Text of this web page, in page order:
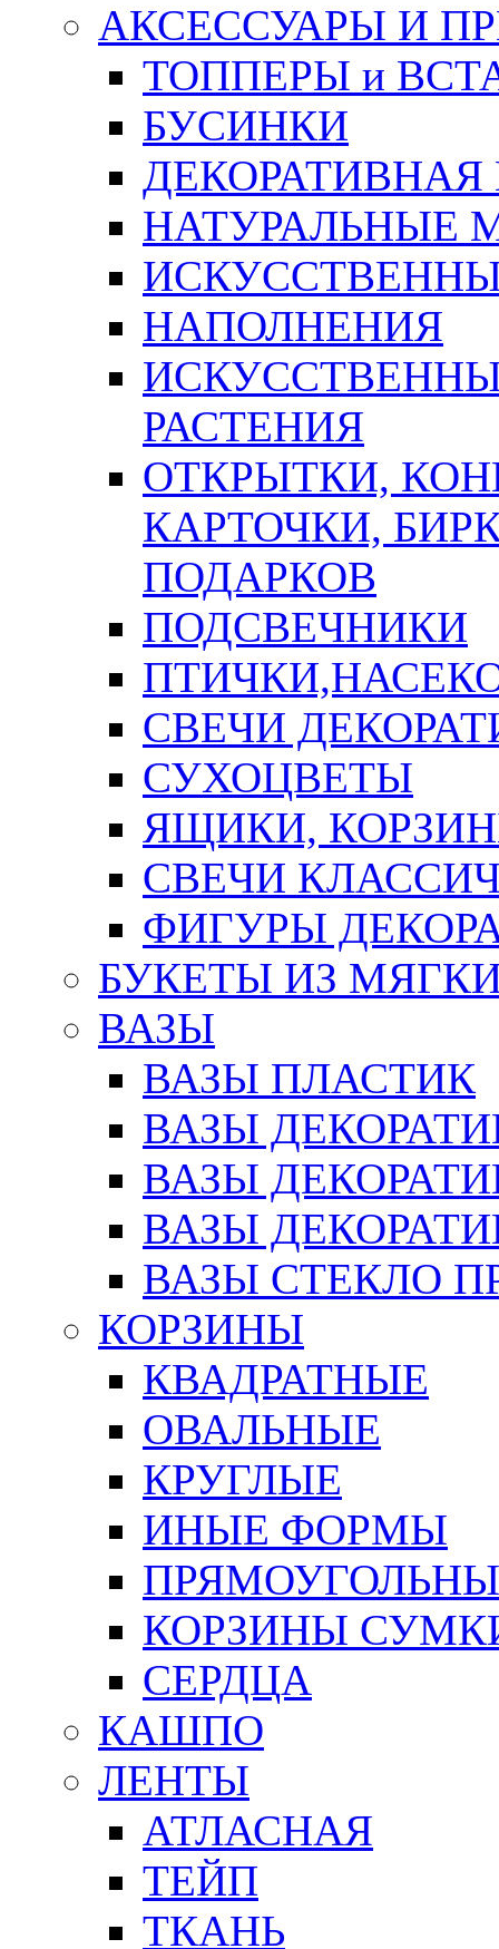
АКСЕССУАРЫ И
ТОППЕРЫ и
БУСИНКИ
ДЕКОРАТИВНАЯ
НАТУРАЛЬНЫЕ
НАПОЛНЕНИЯ
РАСТЕНИЯ
ОТКРЫТКИ,
КАРТОЧКИ,
ПОДАРКОВ
ПОДСВЕЧНИКИ
СВЕЧИ
СУХОЦВЕТЫ
ЯЩИКИ,
СВЕЧИ
ФИГУРЫ
БУКЕТЫ ИЗ
ВАЗЫ
ВАЗЫ ПЛАСТИК
ВАЗЫ
ВАЗЫ
ВАЗЫ
ВАЗЫ СТЕКЛО
КОРЗИНЫ
КВАДРАТНЫЕ
ОВАЛЬНЫЕ
КРУГЛЫЕ
ИНЫЕ ФОРМЫ
КОРЗИНЫ
СЕРДЦА
КАШПО
ЛЕНТЫ
АТЛАСНАЯ
ТЕЙП
ТКАНЬ